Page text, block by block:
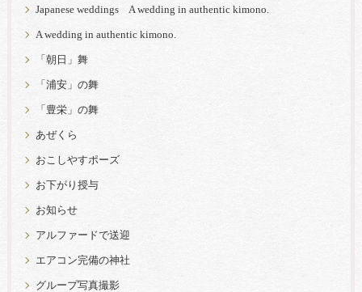
Japanese weddings A wedding in authentic kimono.
A wedding in authentic kimono.
「朝日」舞
「浦安」の舞
「豊栄」の舞
あぜくら
おこしやすポーズ
お下がり授与
お知らせ
アルファードで送迎
エアコン完備の神社
グループ写真撮影